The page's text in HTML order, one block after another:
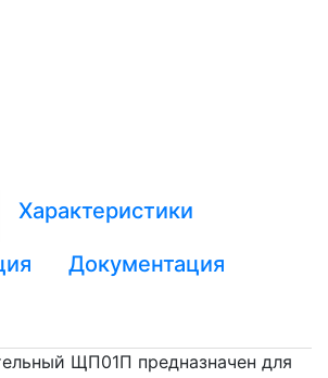
Skype
Характеристики
Документация
ЩП01П предназначен для